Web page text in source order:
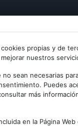
propias y de
nuestros
no sean necesarias
Puedes
más
en la Página